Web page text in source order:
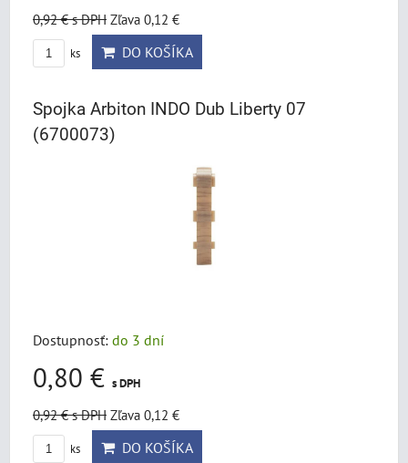
0,92 €s DPH Zľava 0,12 €
ks DO KOŠÍKA
Spojka Arbiton INDO Dub Liberty 07
(6700073)
Dostupnosť: do 3 dní
0,80 € s DPH
0,92 €s DPH Zľava 0,12 €
ks DO KOŠÍKA